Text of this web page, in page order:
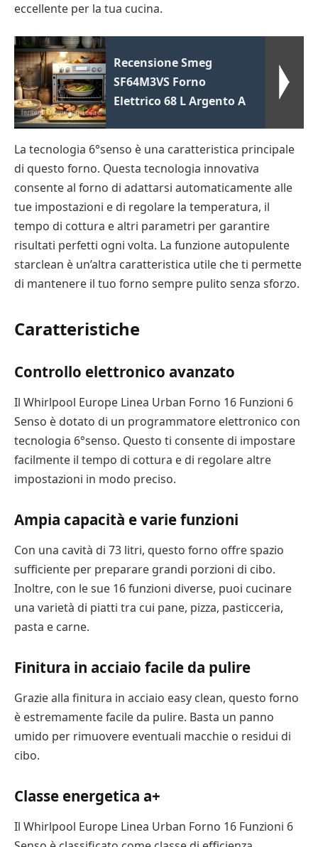
eccellente per la tua cucina.
Recensione Smeg
SF64M3VS Forno
Elettrico 68 L Argento A
La tecnologia 6°senso è una caratteristica principale
di questo forno. Questa tecnologia innovativa
consente al forno di adattarsi automaticamente alle
tue impostazioni e di regolare la temperatura, il
tempo di cottura e altri parametri per garantire
risultati perfetti ogni volta. La funzione autopulente
starclean è un’altra caratteristica utile che ti permette
di mantenere il tuo forno sempre pulito senza sforzo.
Caratteristiche
Controllo elettronico avanzato
Il Whirlpool Europe Linea Urban Forno 16 Funzioni 6
Senso è dotato di un programmatore elettronico con
tecnologia 6°senso. Questo ti consente di impostare
facilmente il tempo di cottura e di regolare altre
impostazioni in modo preciso.
Ampia capacità e varie funzioni
Con una cavità di 73 litri, questo forno offre spazio
sufficiente per preparare grandi porzioni di cibo.
Inoltre, con le sue 16 funzioni diverse, puoi cucinare
una varietà di piatti tra cui pane, pizza, pasticceria,
pasta e carne.
Finitura in acciaio facile da pulire
Grazie alla finitura in acciaio easy clean, questo forno
è estremamente facile da pulire. Basta un panno
umido per rimuovere eventuali macchie o residui di
cibo.
Classe energetica a+
Il Whirlpool Europe Linea Urban Forno 16 Funzioni 6